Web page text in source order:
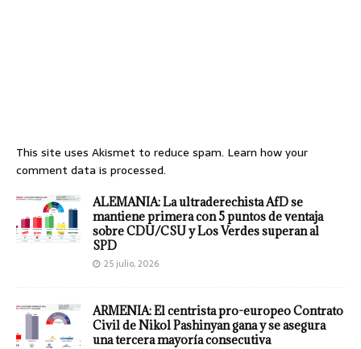
This site uses Akismet to reduce spam. Learn how your
comment data is processed.
ALEMANIA: La ultraderechista AfD se
mantiene primera con 5 puntos de ventaja
sobre CDU/CSU y Los Verdes superan al
SPD
25 julio, 2026
ARMENIA: El centrista pro-europeo Contrato
Civil de Nikol Pashinyan gana y se asegura
una tercera mayoría consecutiva